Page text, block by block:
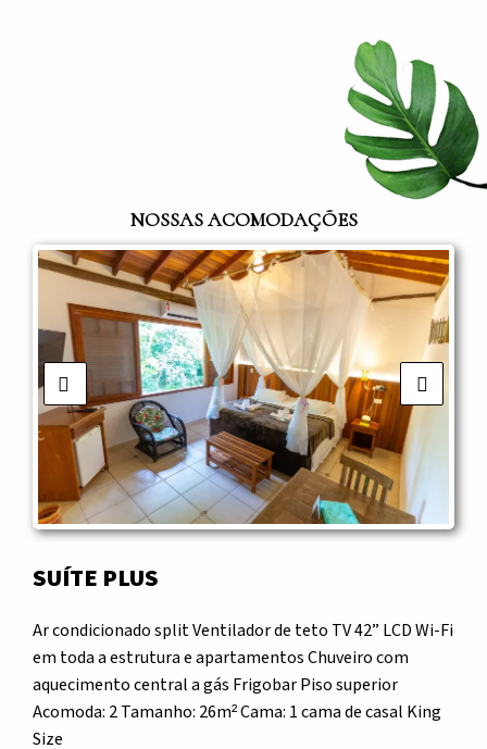
NOSSAS ACOMODAÇÕES
SUÍTE PLUS
Ar condicionado split Ventilador de teto TV 42” LCD Wi-Fi
em toda a estrutura e apartamentos Chuveiro com
aquecimento central a gás Frigobar Piso superior
Acomoda: 2 Tamanho: 26m² Cama: 1 cama de casal King
Size
Previous Next